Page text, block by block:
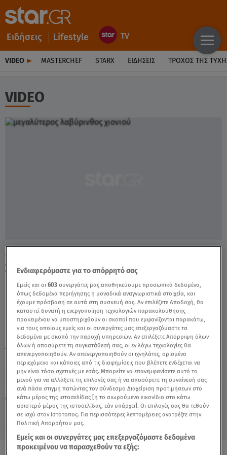
Ειδήσεις Lifestyle
VIDEO MASTERCHEF STARX ΕΙΔΉΣΕΙΣ ΤΡΟΧΌΣ ΤΗΣ
VIDEO
Παρασκευή 7 Αυγούστου 2026
22.02.21, 11:45 VIRAL
O Μεγαλύτερος Λαβύρινθος Χιονιού Είναι
Στον Καναδά - Video
TAGS: ΜΕΓΑΛΥΤΕΡΟΣ ΛΑΒΥΡΙΝΘΟΣ ΧΙΟΝΙΟΥ
Ενδιαφερόμαστε για το απόρρητό σας
Εμείς και οι603 συνεργάτες μας αποθηκεύουμε προσωπικά δεδομένα,
όπως δεδομένα περιήγησης ή μοναδικά αναγνωριστικά στοιχεία, και
έχουμε πρόσβαση σε αυτά στη συσκευή σας. Αν επιλέξετε Αποδοχή, θα
καταστεί δυνατή η ενεργοποίηση τεχνολογιών παρακολούθησης
προκειμένου να υποστηριχθούν οι σκοποί που εμφανίζονται παρακάτω,
για τους οποίους εμείς και οι συνεργάτες μας επεξεργαζόμαστε τα
δεδομένα με σκοπό την παροχή υπηρεσιών. Αν επιλέξετε Απόρριψη όλων
όλων ή αποσύρετε τη συγκατάθεσή σας, οι εν λόγω τεχνολογίες θα
απενεργοποιηθούν. Αν απενεργοποιηθούν οι ιχνηλάτες, ορισμένο
περιεχόμενο και κάποιες από τις διαφημίσεις που βλέπετε ενδέχεται να
μην είναι τόσο σχετικές με εσάς. Μπορείτε να επανεμφανίσετε αυτό το
μενού για να αλλάξετε τις επιλογές σας ή να αποσύρετε τη συναίνεσή σας
ανά πάσα στιγμή πατώντας τον σύνδεσμο Διαχείριση προτιμήσεων στο
κάτω μέρος της ιστοσελίδας [ή το αιωρούμενο εικονίδιο στο κάτω
αριστερό μέρος της ιστοσελίδας, εάν υπάρχει]. Οι επιλογές σας θα τεθούν
σε ισχύ στον Ιστότοπος. Για περισσότερες λεπτομέρειες ανατρέξτε στην
Πολιτική Απορρήτου μας.
Εμείς και οι συνεργάτες μας επεξεργαζόμαστε δεδομένα
προκειμένου να παρασχεθούν τα εξής: